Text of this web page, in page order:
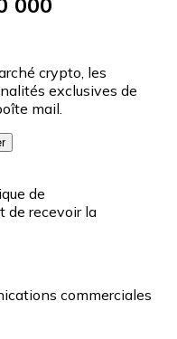
crypto, les
exclusives de
mail.
de
de recevoir la
commerciales